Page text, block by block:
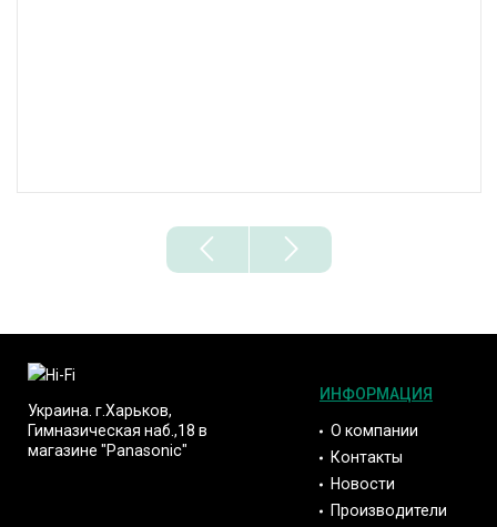
Украина. г.Харьков,
Гимназическая наб.,18 в
магазине "Panasonic"
ИНФОРМАЦИЯ
О компании
Контакты
Новости
Производители